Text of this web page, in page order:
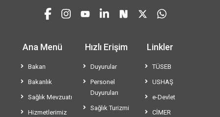
Ana Menü
Bakan
Bakanlık
Sağlık Mevzuatı
Hizmetlerimiz
Hızlı Erişim
Duyurular
Personel
Duyuruları
Sağlık Turizmi
Linkler
TÜSEB
USHAŞ
e-Devlet
CİMER